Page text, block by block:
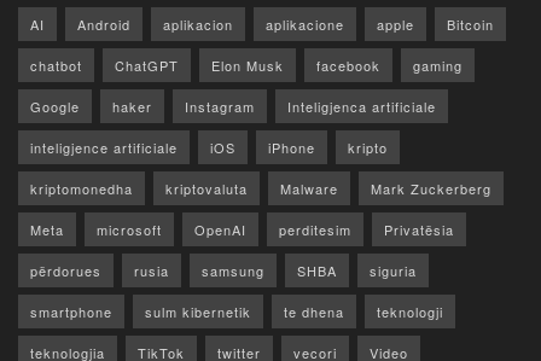
AI Android aplikacion aplikacione apple Bitcoin
chatbot ChatGPT Elon Musk facebook gaming
Google haker Instagram Inteligjenca artificiale
inteligjence artificiale iOS iPhone kripto
kriptomonedha kriptovaluta Malware Mark Zuckerberg
Meta microsoft OpenAI perditesim Privatësia
përdorues rusia samsung SHBA siguria
smartphone sulm kibernetik te dhena teknologji
teknologjia TikTok twitter vecori Video